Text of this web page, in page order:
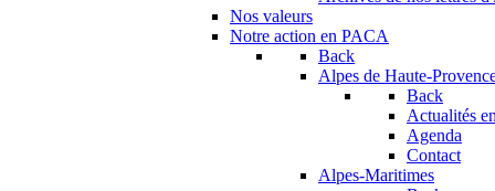
Nos valeurs
Notre action en PACA
Back
Alpes de Haute-
Back
Actualités
Agenda
Contact
Alpes-Maritimes